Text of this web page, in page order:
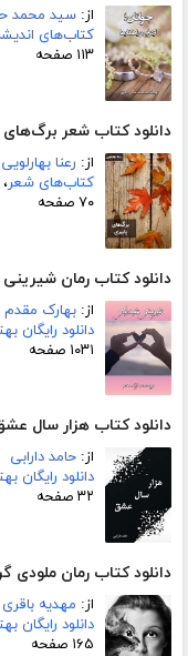
از: سید محمد
کتاب‌های
۱۱۳ صفحه
دانلود کتاب شعر برگ‌های
از: رعنا بهارلویی
کتاب‌های شعر،
۷۰ صفحه
دانلود کتاب رمان
از: بهارک مقدم
دانلود رایگان
۱۰۳۱ صفحه
دانلود کتاب هزار سال
از: حامد دارابی
دانلود رایگان
۳۲ صفحه
دانلود کتاب رمان ملودی
از: مهدیه باقری
دانلود رایگان
۱۶۵ صفحه